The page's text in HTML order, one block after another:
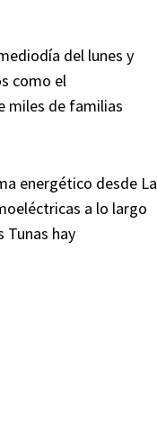
del lunes y
como el
miles de familias
energético desde La
a lo largo
Tunas hay